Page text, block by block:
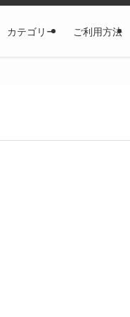
カテゴリー ご利用方法